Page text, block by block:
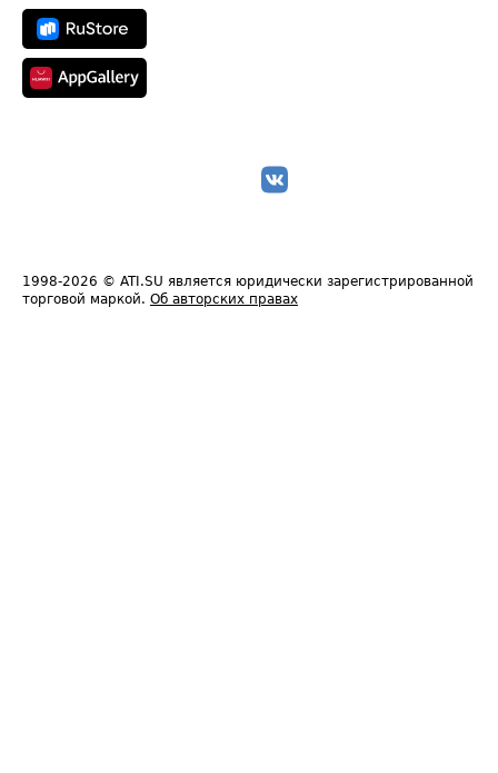
1998-2026 © ATI.SU является юридически зарегистрированной
торговой маркой. Об авторских правах